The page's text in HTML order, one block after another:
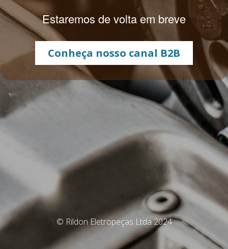
Estaremos de volta em breve
Conheça nosso canal B2B
© Rildon Eletropeças Ltda 2024